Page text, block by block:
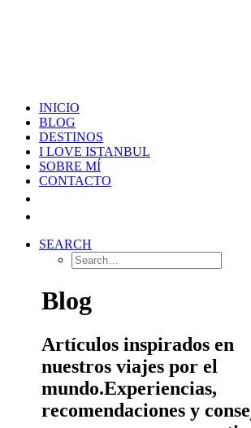
INICIO
BLOG
DESTINOS
I LOVE ISTANBUL
SOBRE MÍ
CONTACTO
SEARCH
Blog
Artículos inspirados en
nuestros viajes por el
mundo.Experiencias,
recomendaciones y